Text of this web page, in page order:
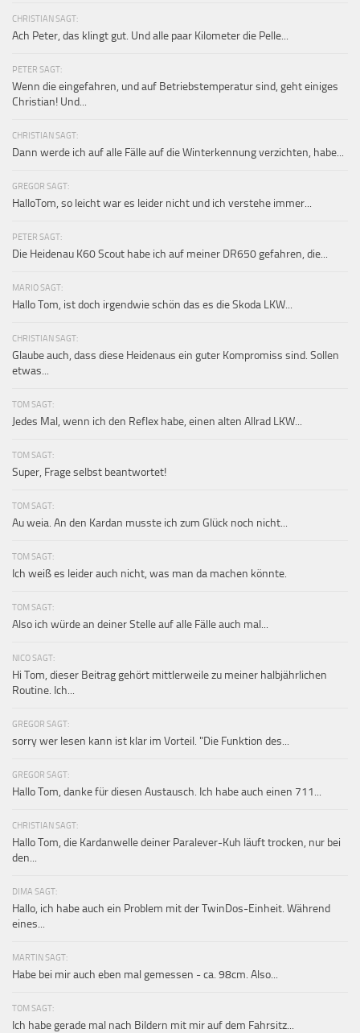
CHRISTIAN SAGT:
Ach Peter, das klingt gut. Und alle paar Kilometer die Pelle...
PETER SAGT:
Wenn die eingefahren, und auf Betriebstemperatur sind, geht einiges
Christian! Und...
CHRISTIAN SAGT:
Dann werde ich auf alle Fälle auf die Winterkennung verzichten, habe...
GREGOR SAGT:
HalloTom, so leicht war es leider nicht und ich verstehe immer...
PETER SAGT:
Die Heidenau K60 Scout habe ich auf meiner DR650 gefahren, die...
MARIO SAGT:
Hallo Tom, ist doch irgendwie schön das es die Skoda LKW...
CHRISTIAN SAGT:
Glaube auch, dass diese Heidenaus ein guter Kompromiss sind. Sollen
etwas...
TOM SAGT:
Jedes Mal, wenn ich den Reflex habe, einen alten Allrad LKW...
TOM SAGT:
Super, Frage selbst beantwortet!
TOM SAGT:
Au weia. An den Kardan musste ich zum Glück noch nicht...
TOM SAGT:
Ich weiß es leider auch nicht, was man da machen könnte.
TOM SAGT:
Also ich würde an deiner Stelle auf alle Fälle auch mal...
NICO SAGT:
Hi Tom, dieser Beitrag gehört mittlerweile zu meiner halbjährlichen
Routine. Ich...
GREGOR SAGT:
sorry wer lesen kann ist klar im Vorteil. "Die Funktion des...
GREGOR SAGT:
Hallo Tom, danke für diesen Austausch. Ich habe auch einen 711...
CHRISTIAN SAGT:
Hallo Tom, die Kardanwelle deiner Paralever-Kuh läuft trocken, nur bei
den...
DIMA SAGT:
Hallo, ich habe auch ein Problem mit der TwinDos-Einheit. Während
eines...
MARTIN SAGT:
Habe bei mir auch eben mal gemessen - ca. 98cm. Also...
TOM SAGT:
Ich habe gerade mal nach Bildern mit mir auf dem Fahrsitz...